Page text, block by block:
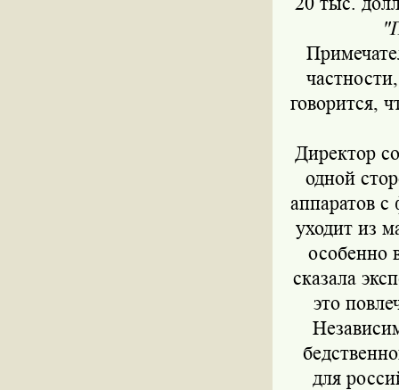
говорится,
Директор
одной
аппаратов
уходит из
особенно
сказала
это
для